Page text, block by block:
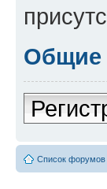
Общие
Список форумов